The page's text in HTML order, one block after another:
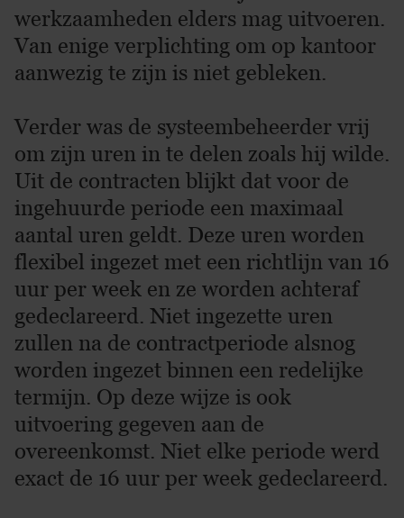
werkzaamheden elders mag uitvoeren.
Van enige verplichting om op kantoor
aanwezig te zijn is niet gebleken.
Verder was de systeembeheerder vrij
om zijn uren in te delen zoals hij wilde.
Uit de contracten blijkt dat voor de
ingehuurde periode een maximaal
aantal uren geldt. Deze uren worden
flexibel ingezet met een richtlijn van 16
uur per week en ze worden achteraf
gedeclareerd. Niet ingezette uren
zullen na de contractperiode alsnog
worden ingezet binnen een redelijke
termijn. Op deze wijze is ook
uitvoering gegeven aan de
overeenkomst. Niet elke periode werd
exact de 16 uur per week gedeclareerd.